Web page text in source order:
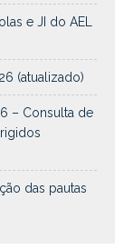
e JI do AEL
(atualizado)
– Consulta de
das pautas